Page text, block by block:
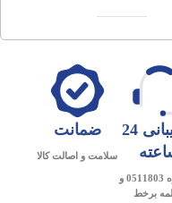
پشتیبانی 24
با شماره 0511803 و
برخط
ضمانت
سلامت و اصالت کالا